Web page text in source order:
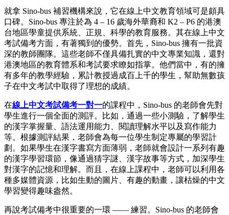
就拿 Sino-bus 補習機構來說，它在線上中文教育領域可是頗具
口碑。Sino-bus 專注於為 4 – 16 歲海外華裔和 K2 – P6 的港澳
台地區學童提供系統、正規、科學的教育服務。其在線上中文
考試備考方面，有著獨到的優勢。首先，Sino-bus 擁有一批資
深的教師團隊。這些老師不僅具備扎實的中文專業知識，還對
港澳地區的教育體系和考試要求瞭如指掌。他們當中，有的擁
有多年的教學經驗，累計教授過成百上千的學生，幫助無數孩
子在中文考試中取得了理想的成績。
在線上中文考試備考一對一的課程中，Sino-bus 的老師會先對
學生進行一個全面的測評。比如，通過一些小測驗，了解學生
的漢字掌握量、語法運用能力、閱讀理解水平以及寫作能力
等。根據測評結果，老師會為每一位學生制定專屬的學習計
劃。如果學生在漢字書寫方面薄弱，老師就會設計一系列有趣
的漢字學習環節，像通過猜字謎、漢字故事等方式，加深學生
對漢字的記憶和理解。而且，在線上課程中，老師可以利用各
種多媒體資源，比如生動的圖片、有趣的動畫，讓枯燥的中文
學習變得趣味盎然。
再說考試備考中很重要的一環 —— 練習。Sino-bus 的老師會